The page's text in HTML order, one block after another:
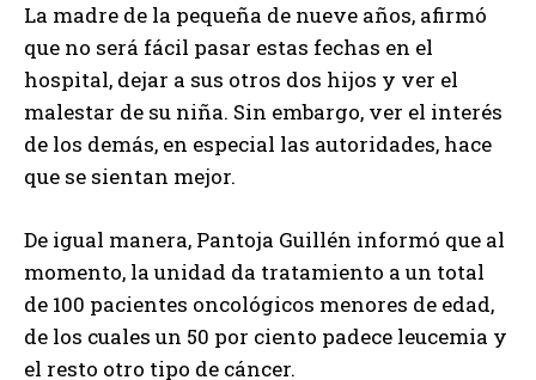
La madre de la pequeña de nueve años, afirmó
que no será fácil pasar estas fechas en el
hospital, dejar a sus otros dos hijos y ver el
malestar de su niña. Sin embargo, ver el interés
de los demás, en especial las autoridades, hace
que se sientan mejor.
De igual manera, Pantoja Guillén informó que al
momento, la unidad da tratamiento a un total
de 100 pacientes oncológicos menores de edad,
de los cuales un 50 por ciento padece leucemia y
el resto otro tipo de cáncer.